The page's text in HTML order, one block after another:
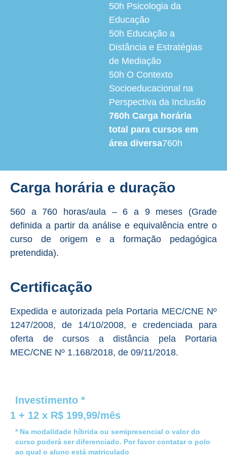
50h Psicologia da
Educação
50h Educação a
Distância e Estratégias
de Mediação
50h O Contexto
Socioeducacional na
Perspectiva da Inclusão
760h Carga horária
total para cursos em
área diversa760h
Carga horária e duração
560 a 760 horas/aula – 6 a 9 meses (Grade
definida a partir da análise e equivalência entre o
curso de origem e a formação pedagógica
pretendida).
Certificação
Expedida e autorizada pela Portaria MEC/CNE Nº
1247/2008, de 14/10/2008, e credenciada para
oferta de cursos a distância pela Portaria
MEC/CNE Nº 1.168/2018, de 09/11/2018.
Investimento *
1 + 12 x R$ 199,99/mês
* Na modalidade híbrida ou semipresencial o valor do
curso poderá ser diferenciado. Por favor contatar o polo
ao qual o aluno está matriculado